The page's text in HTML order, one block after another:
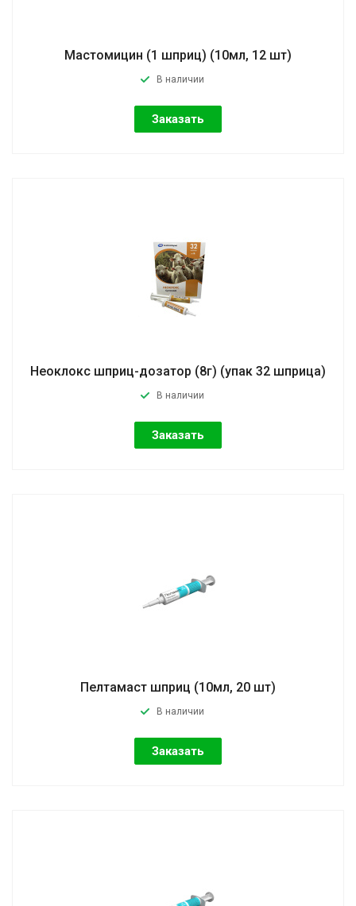
Мастомицин (1 шприц) (10мл, 12 шт)
В наличии
Заказать
Неоклокс шприц-дозатор (8г) (упак 32 шприца)
В наличии
Заказать
Пелтамаст шприц (10мл, 20 шт)
В наличии
Заказать